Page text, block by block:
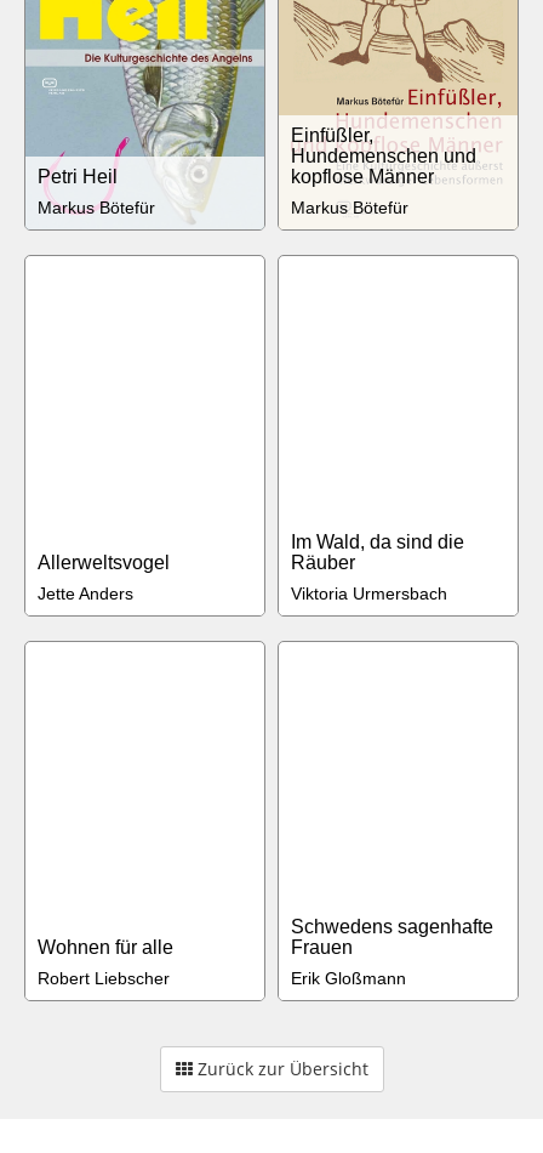
Petri Heil
Markus Bötefür
Einfüßler,
Hundemenschen und
kopflose Männer
Markus Bötefür
Allerweltsvogel
Jette Anders
Im Wald, da sind die
Räuber
Viktoria Urmersbach
Wohnen für alle
Robert Liebscher
Schwedens sagenhafte
Frauen
Erik Gloßmann
Zurück zur Übersicht